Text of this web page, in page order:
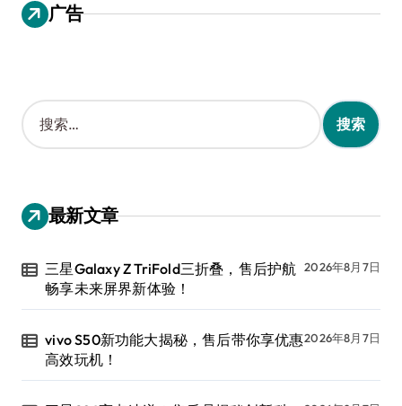
广告
搜
索
：
最新文章
三星Galaxy Z TriFold三折叠，售后护航
畅享未来屏界新体验！
2026年8月7日
vivo S50新功能大揭秘，售后带你享优惠
高效玩机！
2026年8月7日